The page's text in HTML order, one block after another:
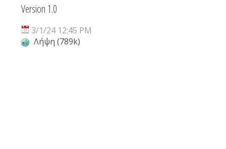
Version 1.0
3/1/24 12:45 PM
Λήψη (789k)